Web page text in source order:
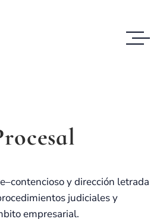
y dirección letrada
judiciales y
empresarial.